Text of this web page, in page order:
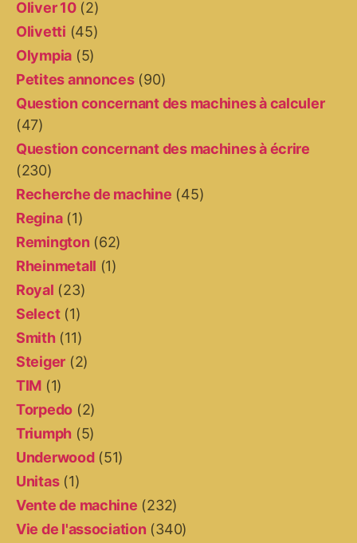
Oliver 10(2)
Olivetti (45)
Olympia (5)
Petites annonces(90)
Question concernant des machines à calculer
(47)
Question concernant des machines à écrire
(230)
Recherche de machine (45)
Regina(1)
Remington (62)
Rheinmetall (1)
Royal (23)
Select(1)
Smith(11)
Steiger (2)
TIM (1)
Torpedo (2)
Triumph (5)
Underwood(51)
Unitas(1)
Vente de machine (232)
Vie de l'association (340)